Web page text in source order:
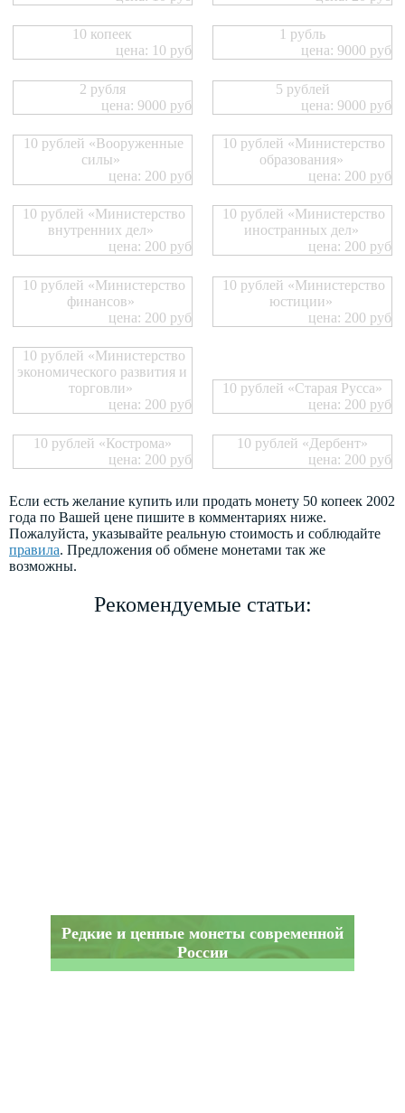
10 копеек
цена: 10 руб
1 рубль
цена: 9000 руб
2 рубля
цена: 9000 руб
5 рублей
цена: 9000 руб
10 рублей «Вооруженные
силы»
цена: 200 руб
10 рублей «Министерство
образования»
цена: 200 руб
10 рублей «Министерство
внутренних дел»
цена: 200 руб
10 рублей «Министерство
иностранных дел»
цена: 200 руб
10 рублей «Министерство
финансов»
цена: 200 руб
10 рублей «Министерство
юстиции»
цена: 200 руб
10 рублей «Министерство
экономического развития и
торговли»
цена: 200 руб
10 рублей «Старая Русса»
цена: 200 руб
10 рублей «Кострома»
цена: 200 руб
10 рублей «Дербент»
цена: 200 руб
Если есть желание купить или продать монету 50 копеек 2002
года по Вашей цене пишите в комментариях ниже.
Пожалуйста, указывайте реальную стоимость и соблюдайте
правила. Предложения об обмене монетами так же
возможны.
Рекомендуемые статьи:
Редкие и ценные монеты современной
России